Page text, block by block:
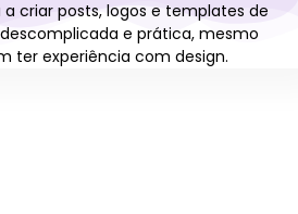
a criar posts, logos e templates de
e prática, mesmo
ter experiência com design.